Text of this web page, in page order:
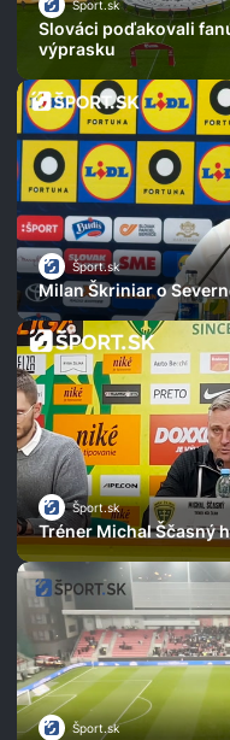
Šport.sk
Slováci poďakovali
výprasku
Šport.sk
Milan Škriniar o
Šport.sk
Tréner Michal Ščasný
Šport.sk